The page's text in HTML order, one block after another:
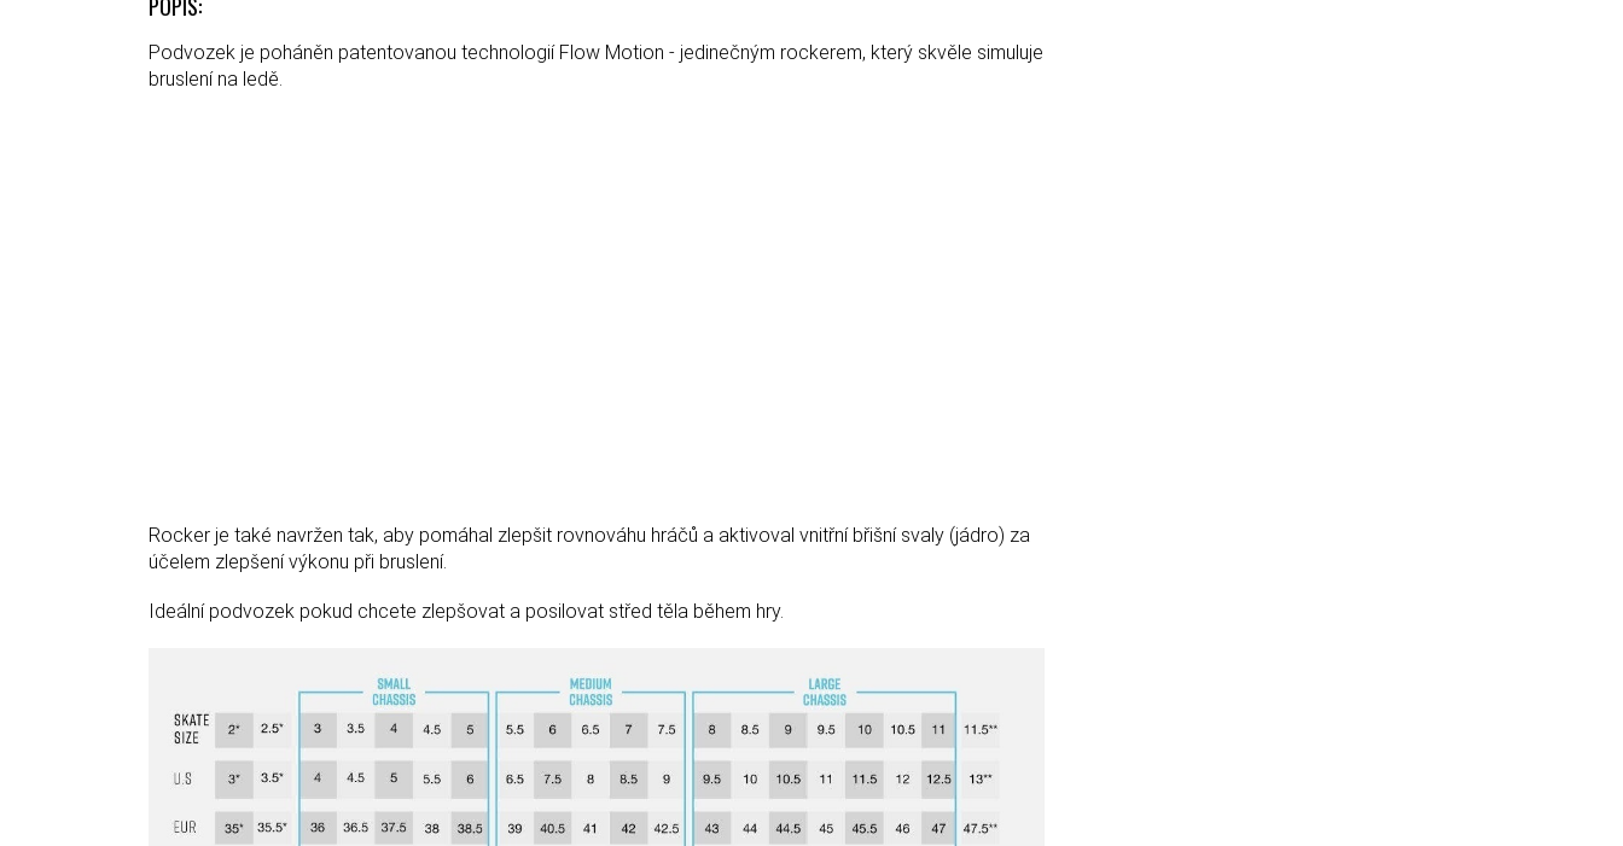
Podvozek je poháněn patentovanou technologií Flow Motion - jedinečným rockerem, který skvěle simuluje
bruslení na ledě.
Rocker je také navržen tak, aby pomáhal zlepšit rovnováhu hráčů a aktivoval vnitřní břišní svaly (jádro) za
účelem zlepšení výkonu při bruslení.
Ideální podvozek pokud chcete zlepšovat a posilovat střed těla během hry.